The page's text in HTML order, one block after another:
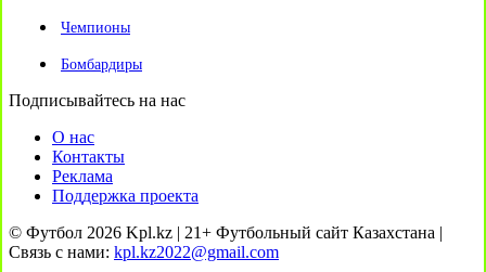
Чемпионы
Бомбардиры
Подписывайтесь на нас
О нас
Контакты
Реклама
Поддержка проекта
© Футбол 2026 Kpl.kz | 21+ Футбольный сайт Казахстана |
Связь с нами: kpl.kz2022@gmail.com